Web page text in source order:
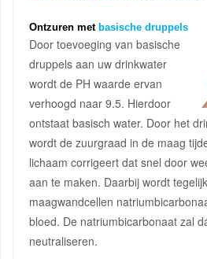
Ontzuren met basische druppels
Door toevoeging van basische
druppels aan uw drinkwater
wordt de PH waarde ervan
verhoogd naar 9.5. Hierdoor
ontstaat basisch water. Door het
wordt de zuurgraad in de maag
lichaam corrigeert dat snel door
aan te maken. Daarbij wordt
maagwandcellen
bloed. De natriumbicarbonaat zal
neutraliseren.